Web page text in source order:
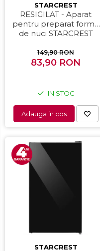
STARCREST
RESIGILAT - Aparat
pentru preparat forme
de nuci STARCREST
1400W, Indicator luminos,
Placi antiaderente,
149,90 RON
83,90 RON
IN STOC
Adauga in cos
STARCREST